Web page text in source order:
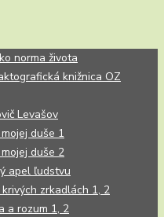
norma života
knižnica OZ
Levašov
duše 1
duše 2
apel ľudstvu
zrkadlách 1, 2
a rozum 1, 2